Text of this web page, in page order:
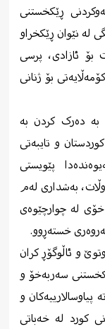
ڕێکخستنی
لە نێوان ڕێکخراو
بۆ ئازادی، پرسی
بۆ ژنانی
بە دەرک کردن بە
و تایبەتی
پێویستی
بەشداری لەم
لە چوارچێوەی
خستەڕوو.
و ئاڵوگۆڕ کران
سەربەخۆ و
پیاوسالارییەکان و
کورد لە خەباتی